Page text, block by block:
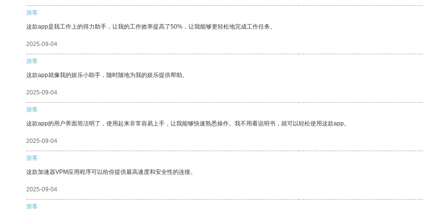
游客
这款app是我工作上的得力助手，让我的工作效率提高了50%，让我能够更轻松地完成工作任务。
2025-09-04
游客
这款app就像我的娱乐小助手，随时随地为我的娱乐提供帮助。
2025-09-04
游客
这款app的用户界面简洁明了，使用起来非常容易上手，让我能够快速熟悉操作。我不用看说明书，就可以轻松使用这款app。
2025-09-04
游客
这款加速器VPM应用程序可以给你提供最高速度和安全性的连接。
2025-09-04
游客